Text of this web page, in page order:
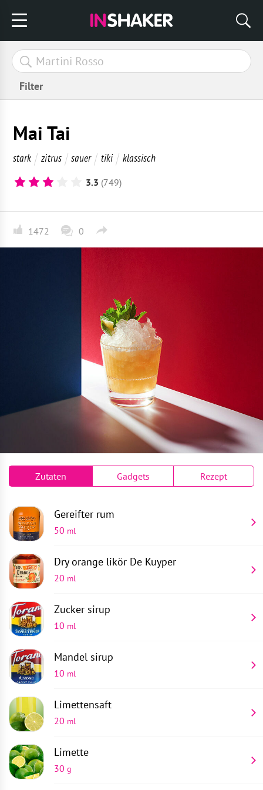
Filter
Mai Tai
stark zitrus sauer tiki klassisch
3.3 (749)
1472 0
Zutaten Gadgets Rezept
Gereifter rum
50 ml
Dry orange likör De Kuyper
20 ml
Zucker sirup
10 ml
Mandel sirup
10 ml
Limettensaft
20 ml
Limette
30 g